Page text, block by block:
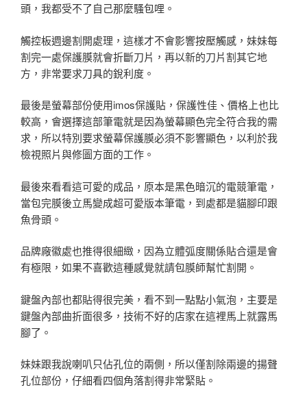
頭，我都受不了自己那麼騷包哩。
觸控板週邊割開處理，這樣才不會影響按壓觸感，妹妹每
割完一處保護膜就會折斷刀片，再以新的刀片割其它地
方，非常要求刀具的銳利度。
最後是螢幕部份使用imos保護貼，保護性佳、價格上也比
較高，會選擇這部筆電就是因為螢幕顯色完全符合我的需
求，所以特別要求螢幕保護膜必須不影響顯色，以利於我
檢視照片與修圖方面的工作。
最後來看看這可愛的成品，原本是黑色暗沉的電競筆電，
當包完膜後立馬變成超可愛版本筆電，到處都是貓腳印跟
魚骨頭。
品牌廠徽處也推得很細緻，因為立體弧度關係貼合還是會
有極限，如果不喜歡這種感覺就請包膜師幫忙割開。
鍵盤內部也都貼得很完美，看不到一點點小氣泡，主要是
鍵盤內部曲折面很多，技術不好的店家在這裡馬上就露馬
腳了。
妹妹跟我說喇叭只佔孔位的兩側，所以僅割除兩邊的揚聲
孔位部份，仔細看四個角落割得非常緊貼。